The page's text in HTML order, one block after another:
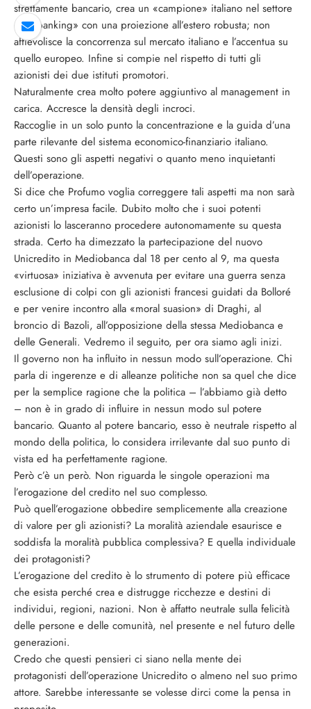
strettamente bancario, crea un «campione» italiano nel settore
del «banking» con una proiezione all’estero robusta; non
affievolisce la concorrenza sul mercato italiano e l’accentua su
quello europeo. Infine si compie nel rispetto di tutti gli
azionisti dei due istituti promotori.
Naturalmente crea molto potere aggiuntivo al management in
carica. Accresce la densità degli incroci.
Raccoglie in un solo punto la concentrazione e la guida d’una
parte rilevante del sistema economico-finanziario italiano.
Questi sono gli aspetti negativi o quanto meno inquietanti
dell’operazione.
Si dice che Profumo voglia correggere tali aspetti ma non sarà
certo un’impresa facile. Dubito molto che i suoi potenti
azionisti lo lasceranno procedere autonomamente su questa
strada. Certo ha dimezzato la partecipazione del nuovo
Unicredito in Mediobanca dal 18 per cento al 9, ma questa
«virtuosa» iniziativa è avvenuta per evitare una guerra senza
esclusione di colpi con gli azionisti francesi guidati da Bolloré
e per venire incontro alla «moral suasion» di Draghi, al
broncio di Bazoli, all’opposizione della stessa Mediobanca e
delle Generali. Vedremo il seguito, per ora siamo agli inizi.
Il governo non ha influito in nessun modo sull’operazione. Chi
parla di ingerenze e di alleanze politiche non sa quel che dice
per la semplice ragione che la politica – l’abbiamo già detto
– non è in grado di influire in nessun modo sul potere
bancario. Quanto al potere bancario, esso è neutrale rispetto al
mondo della politica, lo considera irrilevante dal suo punto di
vista ed ha perfettamente ragione.
Però c’è un però. Non riguarda le singole operazioni ma
l’erogazione del credito nel suo complesso.
Può quell’erogazione obbedire semplicemente alla creazione
di valore per gli azionisti? La moralità aziendale esaurisce e
soddisfa la moralità pubblica complessiva? E quella individuale
dei protagonisti?
L’erogazione del credito è lo strumento di potere più efficace
che esista perché crea e distrugge ricchezze e destini di
individui, regioni, nazioni. Non è affatto neutrale sulla felicità
delle persone e delle comunità, nel presente e nel futuro delle
generazioni.
Credo che questi pensieri ci siano nella mente dei
protagonisti dell’operazione Unicredito o almeno nel suo primo
attore. Sarebbe interessante se volesse dirci come la pensa in